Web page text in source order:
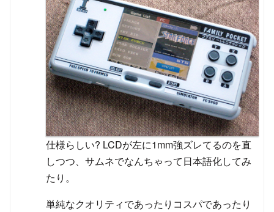
仕様らしい? LCDが左に1mm強ズレてるのを直
しつつ、サムネでなんちゃって日本語化してみ
たり。
単純なクオリティであったりコスパであったり